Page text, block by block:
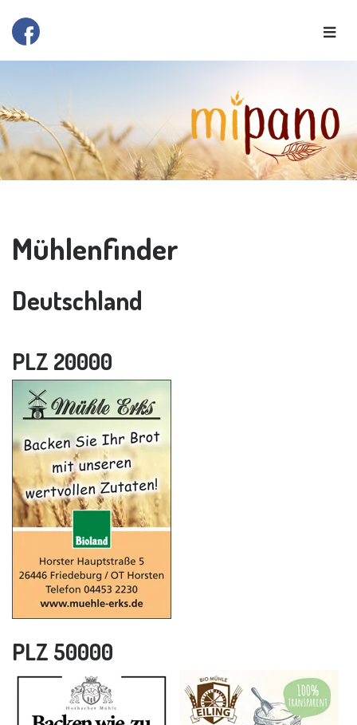
Mühlenfinder
Deutschland
PLZ 20000
PLZ 50000